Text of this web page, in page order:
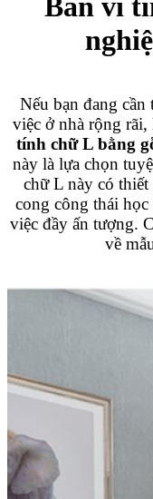
Nếu bạn đang
việc ở nhà rộng
tính chữ L bằng
này là lựa chọn
chữ L này có thiết
cong công thái
việc đầy ấn tượng.
về